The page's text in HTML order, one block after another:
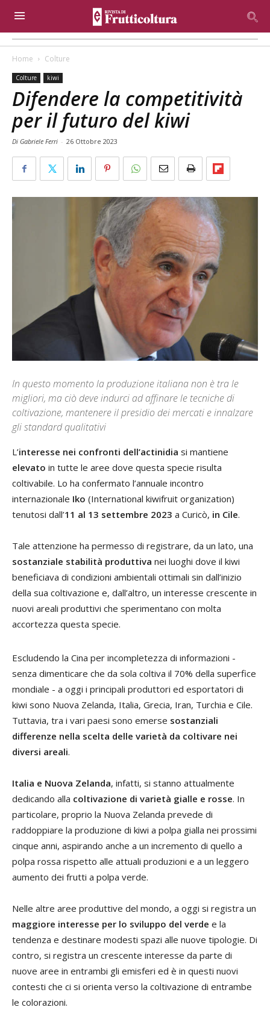
Home Colture
Colture kiwi
Difendere la competitività
per il futuro del kiwi
Di Gabriele Ferri - 26 Ottobre 2023
In questo momento la produzione italiana non è tra le
migliori, ma ciò deve indurci ad affinare le tecniche di
coltivazione, mantenere il presidio dei mercati e innalzare
gli standard qualitativi
L’interesse nei confronti dell’actinidia si mantiene
elevato in tutte le aree dove questa specie risulta
coltivabile. Lo ha confermato l’annuale incontro
internazionale Iko (International kiwifruit organization)
tenutosi dall’11 al 13 settembre 2023 a Curicò, in Cile.
Tale attenzione ha permesso di registrare, da un lato, una
sostanziale stabilità produttiva nei luoghi dove il kiwi
beneficiava di condizioni ambientali ottimali sin dall’inizio
della sua coltivazione e, dall’altro, un interesse crescente in
nuovi areali produttivi che sperimentano con molta
accortezza questa specie.
Escludendo la Cina per incompletezza di informazioni -
senza dimenticare che da sola coltiva il 70% della superfice
mondiale - a oggi i principali produttori ed esportatori di
kiwi sono Nuova Zelanda, Italia, Grecia, Iran, Turchia e Cile.
Tuttavia, tra i vari paesi sono emerse sostanziali
differenze nella scelta delle varietà da coltivare nei
diversi areali.
Italia e Nuova Zelanda, infatti, si stanno attualmente
dedicando alla coltivazione di varietà gialle e rosse. In
particolare, proprio la Nuova Zelanda prevede di
raddoppiare la produzione di kiwi a polpa gialla nei prossimi
cinque anni, aspirando anche a un incremento di quello a
polpa rossa rispetto alle attuali produzioni e a un leggero
aumento dei frutti a polpa verde.
Nelle altre aree produttive del mondo, a oggi si registra un
maggiore interesse per lo sviluppo del verde e la
tendenza e destinare modesti spazi alle nuove tipologie. Di
contro, si registra un crescente interesse da parte di
nuove aree in entrambi gli emisferi ed è in questi nuovi
contesti che ci si orienta verso la coltivazione di entrambe
le colorazioni.